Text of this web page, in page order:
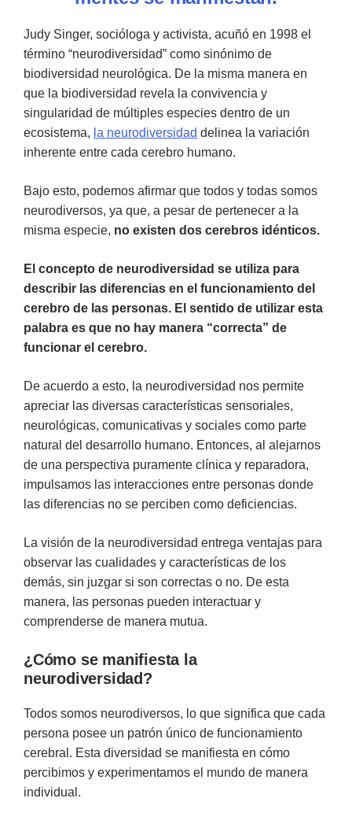
Judy Singer, socióloga y activista, acuñó en 1998 el
término “neurodiversidad” como sinónimo de
biodiversidad neurológica. De la misma manera en
que la biodiversidad revela la convivencia y
singularidad de múltiples especies dentro de un
ecosistema, la neurodiversidad delinea la variación
inherente entre cada cerebro humano.
Bajo esto, podemos afirmar que todos y todas somos
neurodiversos, ya que, a pesar de pertenecer a la
misma especie, no existen dos cerebros idénticos.
El concepto de neurodiversidad se utiliza para
describir las diferencias en el funcionamiento del
cerebro de las personas. El sentido de utilizar esta
palabra es que no hay manera “correcta” de
funcionar el cerebro.
De acuerdo a esto, la neurodiversidad nos permite
apreciar las diversas características sensoriales,
neurológicas, comunicativas y sociales como parte
natural del desarrollo humano. Entonces, al alejarnos
de una perspectiva puramente clínica y reparadora,
impulsamos las interacciones entre personas donde
las diferencias no se perciben como deficiencias.
La visión de la neurodiversidad entrega ventajas para
observar las cualidades y características de los
demás, sin juzgar si son correctas o no. De esta
manera, las personas pueden interactuar y
comprenderse de manera mutua.
¿Cómo se manifiesta la
neurodiversidad?
Todos somos neurodiversos, lo que significa que cada
persona posee un patrón único de funcionamiento
cerebral. Esta diversidad se manifiesta en cómo
percibimos y experimentamos el mundo de manera
individual.